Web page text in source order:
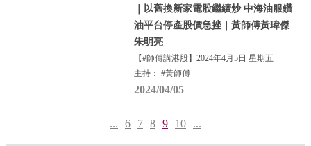
｜以舊換新家電股繼續炒 中海油服鑽
油平台停產股價急挫｜黃師傅黃瑋傑
朱明亮
【#師傅講港股】2024年4月5日 星期五
主持： #黃師傅
2024/04/05
... 6 7 8 9 10 ...